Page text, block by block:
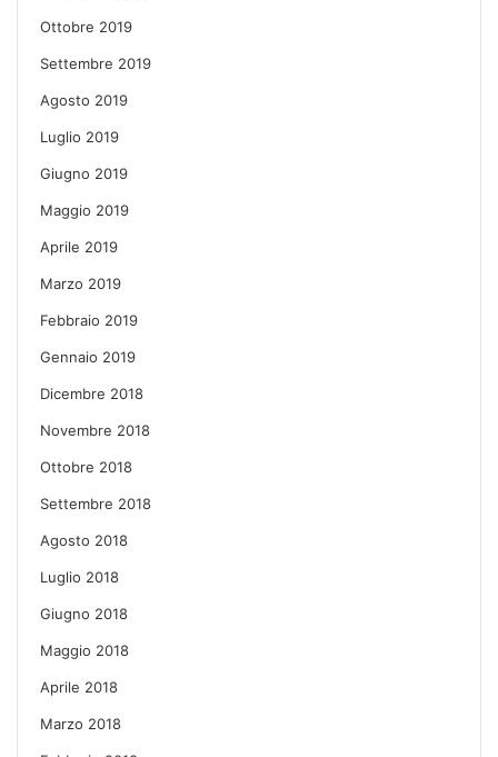
Ottobre 2019
Settembre 2019
Agosto 2019
Luglio 2019
Giugno 2019
Maggio 2019
Aprile 2019
Marzo 2019
Febbraio 2019
Gennaio 2019
Dicembre 2018
Novembre 2018
Ottobre 2018
Settembre 2018
Agosto 2018
Luglio 2018
Giugno 2018
Maggio 2018
Aprile 2018
Marzo 2018